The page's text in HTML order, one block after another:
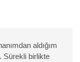
aldığım
Sürekli birlikte